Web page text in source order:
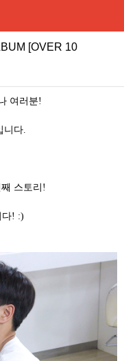
[OVER 10
여러분!
니다.
스토리 !
다! :)